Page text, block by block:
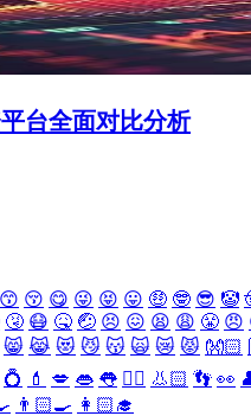
台全面对比分析
😙 😚 😋 😜 😝 😛 🤑 🤓 😎 🤡
🤧 😷 🤒 🤕 😣 😖 😫 😩 😤 😠
😸 😹 😻 😼 😽 🙀 😿 😾 👐🏻
💍 💄 💋 👄 👅 👂🏻 👃🏻 👣 👀
👨🏻‍🍳 👩🏻‍🎓